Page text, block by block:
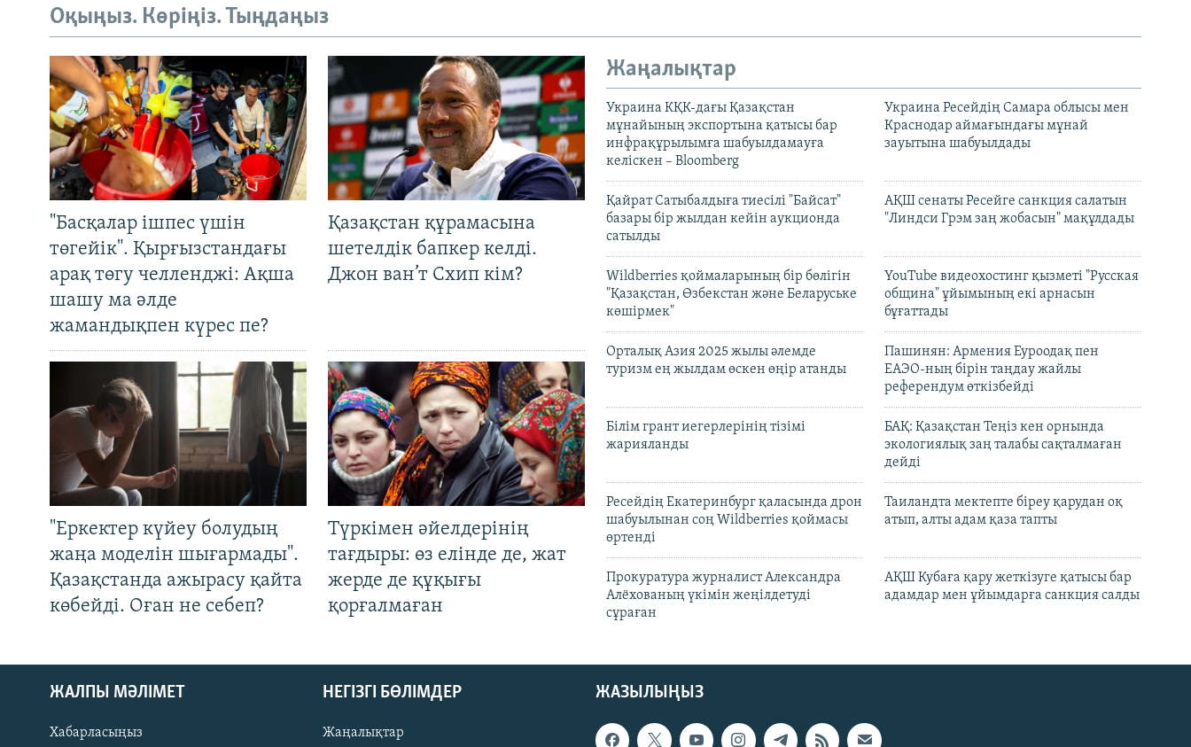
Оқыңыз. Көріңіз. Тыңдаңыз
"Басқалар ішпес үшін
төгейік". Қырғызстандағы
арақ төгу челленджі: Ақша
шашу ма әлде
жамандықпен күрес пе?
Қазақстан құрамасына
шетелдік бапкер келді.
Джон ван’т Схип кім?
"Еркектер күйеу болудың
жаңа моделін шығармады".
Қазақстанда ажырасу қайта
көбейді. Оған не себеп?
Түркімен әйелдерінің
тағдыры: өз елінде де, жат
жерде де құқығы
қорғалмаған
Жаңалықтар
Украина КҚК-дағы Қазақстан
мұнайының экспортына қатысы бар
инфрақұрылымға шабуылдамауға
келіскен – Bloomberg
Украина Ресейдің Самара облысы мен
Краснодар аймағындағы мұнай
зауытына шабуылдады
Қайрат Сатыбалдыға тиесілі "Байсат"
базары бір жылдан кейін аукционда
сатылды
АҚШ сенаты Ресейге санкция салатын
"Линдси Грэм заң жобасын" мақұлдады
Wildberries қоймаларының бір бөлігін
"Қазақстан, Өзбекстан және Беларуське
көшірмек"
YouTube видеохостинг қызметі "Русская
община" ұйымының екі арнасын
бұғаттады
Орталық Азия 2025 жылы әлемде
туризм ең жылдам өскен өңір атанды
Пашинян: Армения Еуроодақ пен
ЕАЭО-ның бірін таңдау жайлы
референдум өткізбейді
Білім грант иегерлерінің тізімі
жарияланды
БАҚ: Қазақстан Теңіз кен орнында
экологиялық заң талабы сақталмаған
дейді
Ресейдің Екатеринбург қаласында дрон
шабуылынан соң Wildberries қоймасы
өртенді
Таиландта мектепте біреу қарудан оқ
атып, алты адам қаза тапты
Прокуратура журналист Александра
Алёхованың үкімін жеңілдетуді
сұраған
АҚШ Кубаға қару жеткізуге қатысы бар
адамдар мен ұйымдарға санкция салды
ЖАЗЫЛЫҢЫЗ
ЖАЛПЫ МӘЛІМЕТ
Хабарласыңыз
НЕГІЗГІ БӨЛІМДЕР
Жаңалықтар